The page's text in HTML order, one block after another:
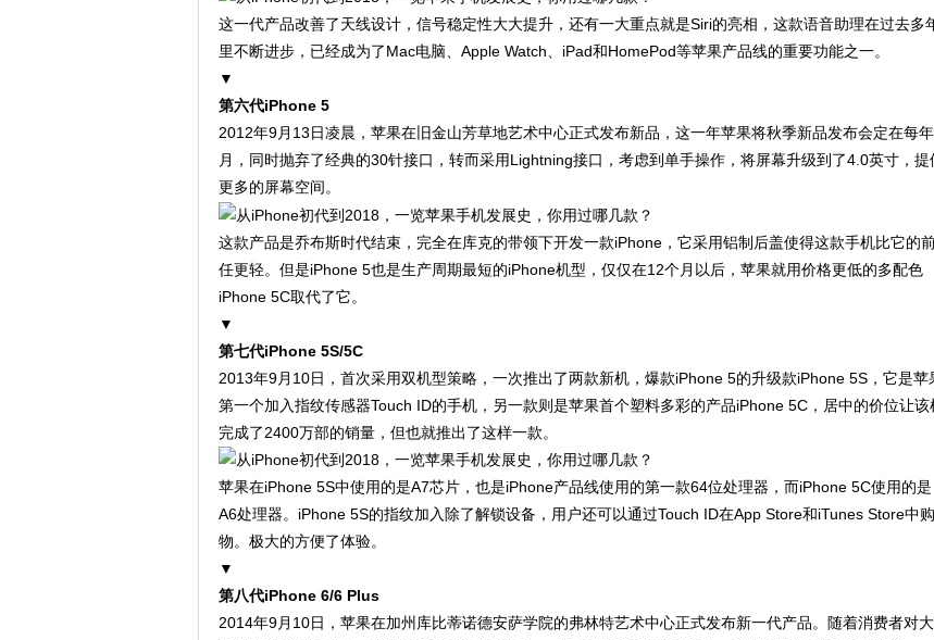
这一代产品改善了天线设计，信号稳定性大大提升，还有一大重点就是Siri的亮相，这款语音助理在过去多
里不断进步，已经成为了Mac电脑、Apple Watch、iPad和HomePod等苹果产品线的重要功能之一。
▼
第六代iPhone 5
2012年9月13日凌晨，苹果在旧金山芳草地艺术中心正式发布新品，这一年苹果将秋季新品发布会定在每
月，同时抛弃了经典的30针接口，转而采用Lightning接口，考虑到单手操作，将屏幕升级到了4.0英寸，提
更多的屏幕空间。
这款产品是乔布斯时代结束，完全在库克的带领下开发一款iPhone，它采用铝制后盖使得这款手机比它的
任更轻。但是iPhone 5也是生产周期最短的iPhone机型，仅仅在12个月以后，苹果就用价格更低的多配色
iPhone 5C取代了它。
▼
第七代iPhone 5S/5C
2013年9月10日，首次采用双机型策略，一次推出了两款新机，爆款iPhone 5的升级款iPhone 5S，它是苹
第一个加入指纹传感器Touch ID的手机，另一款则是苹果首个塑料多彩的产品iPhone 5C，居中的价位让该
完成了2400万部的销量，但也就推出了这样一款。
苹果在iPhone 5S中使用的是A7芯片，也是iPhone产品线使用的第一款64位处理器，而iPhone 5C使用的是
A6处理器。iPhone 5S的指纹加入除了解锁设备，用户还可以通过Touch ID在App Store和iTunes Store中购
物。极大的方便了体验。
▼
第八代iPhone 6/6 Plus
2014年9月10日，苹果在加州库比蒂诺德安萨学院的弗林特艺术中心正式发布新一代产品。随着消费者对